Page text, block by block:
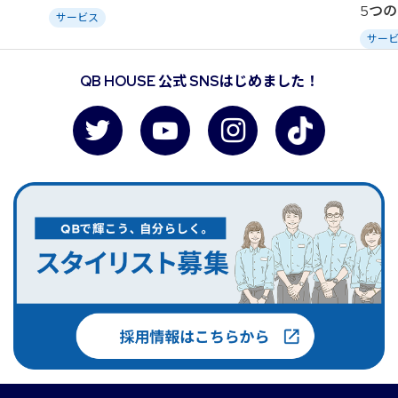
サービス 5つ
サー
QB HOUSE 公式 SNSはじめました！